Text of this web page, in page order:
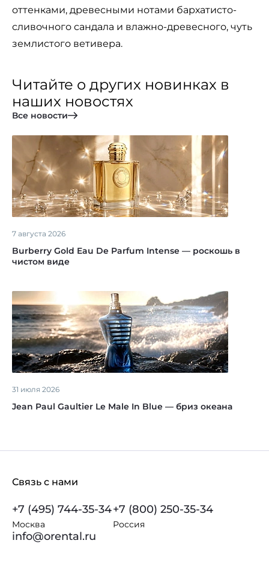
оттенками, древесными нотами бархатисто-
сливочного сандала и влажно-древесного, чуть
землистого ветивера.
Читайте о других новинках в
наших новостях
Все новости
7 августа 2026
Burberry Gold Eau De Parfum Intense — роскошь в
чистом виде
31 июля 2026
Jean Paul Gaultier Le Male In Blue — бриз океана
Связь с нами
+7 (495) 744-35-34
Москва
+7 (800) 250-35-34
Россия
info@orental.ru